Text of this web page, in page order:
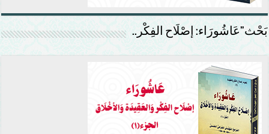
بَحْث”عَاشُورَاء: إصْلَاح الفِكْر..